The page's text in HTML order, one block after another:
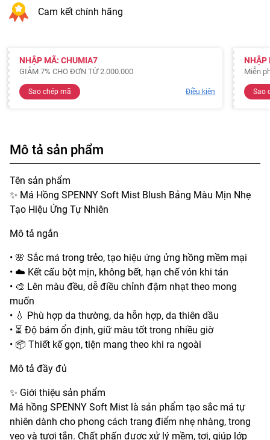
Cam kết chính hãng
NHẬP MÃ: CHUMIA7
GIẢM 7% CHO ĐƠN TỪ 2.000.000
Sao chép mã Điều kiện
NHẬP
Miễn
Sao
Mô tả sản phẩm
Tên sản phẩm
✨ Má Hồng SPENNY Soft Mist Blush Bảng Màu Mịn Nhẹ
Tạo Hiệu Ứng Tự Nhiên
Mô tả ngắn
• 🌸 Sắc má trong trẻo, tạo hiệu ứng ửng hồng mềm mại
• ☁️ Kết cấu bột mịn, không bết, hạn chế vón khi tán
• 🎨 Lên màu đều, dễ điều chỉnh đậm nhạt theo mong
muốn
• 💧 Phù hợp da thường, da hỗn hợp, da thiên dầu
• ⏳ Độ bám ổn định, giữ màu tốt trong nhiều giờ
• 📦 Thiết kế gọn, tiện mang theo khi ra ngoài
Mô tả đầy đủ
✨ Giới thiệu sản phẩm
Má hồng SPENNY Soft Mist là sản phẩm tạo sắc má tự
nhiên dành cho phong cách trang điểm nhẹ nhàng, trong
veo và tươi tắn. Chất phấn được xử lý mềm, tơi, giúp lớp